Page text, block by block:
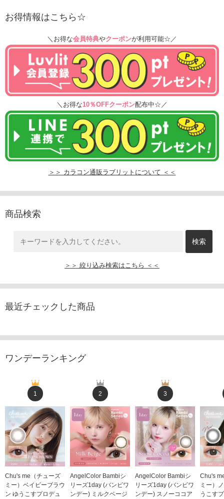
お得情報はこちら☆
＼お得な会員特典やクーポンが利用可能☆／
＼お得な10％OFFクーポン配布中☆／
＞＞ カラコン通販ラブリットについて ＜＜
商品検索
＞＞ 絞り込み検索はこちら ＜＜
最近チェックした商品
ワンデーランキング
1
Chu's me（チューズ
ミー）ベイビーブラウ
ン ゆうこすプロデュ
2
AngelColor Bambiシ
リーズ1day (バンビワ
ンデー) ミルクベージ
3
AngelColor Bambiシ
リーズ1day (バンビワ
ンデー) スノーココア
Chu's
ミー）
うこす